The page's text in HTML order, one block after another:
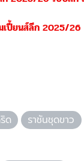
ปี้ยนส์ลีก 2025/26
ด
ราชันชุดขาว